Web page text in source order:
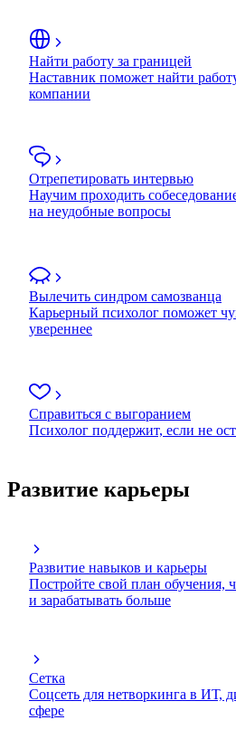
Найти работу за границей
Наставник поможет найти
компании
Отрепетировать интервью
Научим проходить
на неудобные вопросы
Вылечить синдром самозванца
Карьерный психолог поможет
увереннее
Справиться с выгоранием
Психолог поддержит, если не
Развитие карьеры
Развитие навыков и карьеры
Постройте свой план обучения,
и зарабатывать больше
Сетка
Соцсеть для нетворкинга в ИТ,
сфере